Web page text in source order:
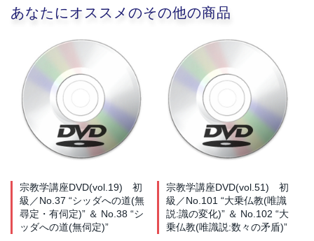
あなたにオススメのその他の商品
宗教学講座DVD(vol.19) 初
級／No.37 “シッダへの道(無
尋定・有伺定)” ＆ No.38 “シ
ッダへの道(無伺定)”
宗教学講座DVD(vol.51) 初
級／No.101 “大乗仏教(唯識
説:識の変化)” ＆ No.102 “大
乗仏教(唯識説:数々の矛盾)”